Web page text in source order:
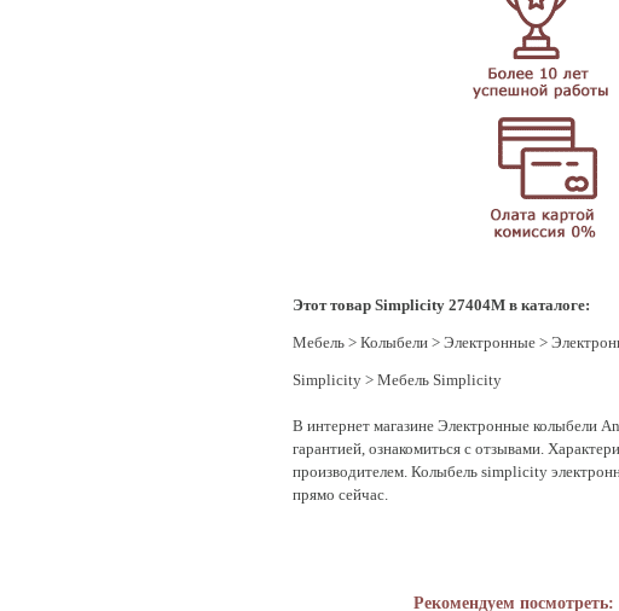
Этот товар Simplicity 27404M в каталоге:
Мебель > Колыбели > Электронные >
Simplicity > Мебель Simplicity
В интернет магазине Электронные колыбели
гарантией, ознакомиться с отзывами.
производителем. Колыбель simplicity
прямо сейчас.
Рекомендуем посмотреть: